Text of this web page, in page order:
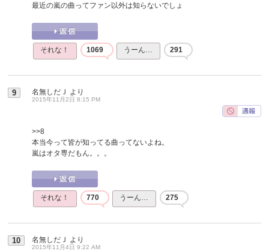
最近の嵐の曲ってファン以外は知らないでしょ
それな！ 1069 うーん… 291
9 名無しだＪ より
2015年11月2日 8:15 PM
>>8
本当今って皆が知ってる曲ってないよね。
嵐はオタ専だもん。。。
それな！ 770 うーん… 275
10 名無しだＪ より
2015年11月4日 9:22 AM